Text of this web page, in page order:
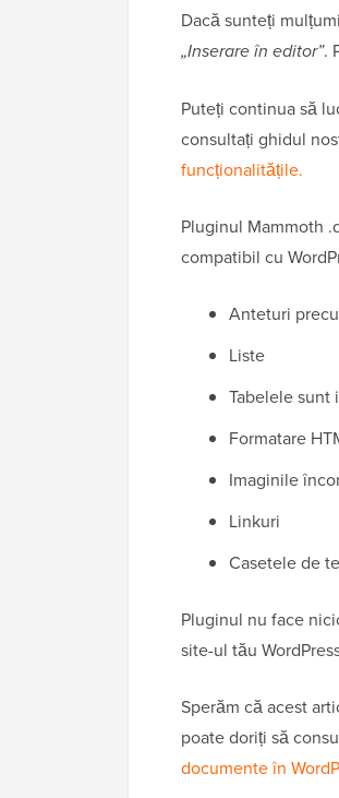
Dacă sunteți
„Inserare în editor”.
Puteți continua să
consultați ghidul
funcționalitățile.
Pluginul Mammoth
compatibil cu
Anteturi
Liste
Tabelele sunt
Formatare
Imaginile
Linkuri
Casetele de
Pluginul nu face
site-ul tău
Sperăm că acest
poate doriți să
documente în